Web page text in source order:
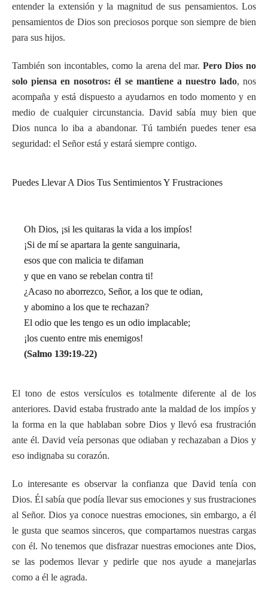
entender la extensión y la magnitud de sus pensamientos. Los
pensamientos de Dios son preciosos porque son siempre de bien
para sus hijos.
También son incontables, como la arena del mar. Pero Dios no
solo piensa en nosotros: él se mantiene a nuestro lado, nos
acompaña y está dispuesto a ayudarnos en todo momento y en
medio de cualquier circunstancia. David sabía muy bien que
Dios nunca lo iba a abandonar. Tú también puedes tener esa
seguridad: el Señor está y estará siempre contigo.
Puedes Llevar A Dios Tus Sentimientos Y Frustraciones
Oh Dios, ¡si les quitaras la vida a los impíos!
¡Si de mí se apartara la gente sanguinaria,
esos que con malicia te difaman
y que en vano se rebelan contra ti!
¿Acaso no aborrezco, Señor, a los que te odian,
y abomino a los que te rechazan?
El odio que les tengo es un odio implacable;
¡los cuento entre mis enemigos!
(Salmo 139:19-22)
El tono de estos versículos es totalmente diferente al de los
anteriores. David estaba frustrado ante la maldad de los impíos y
la forma en la que hablaban sobre Dios y llevó esa frustración
ante él. David veía personas que odiaban y rechazaban a Dios y
eso indignaba su corazón.
Lo interesante es observar la confianza que David tenía con
Dios. Él sabía que podía llevar sus emociones y sus frustraciones
al Señor. Dios ya conoce nuestras emociones, sin embargo, a él
le gusta que seamos sinceros, que compartamos nuestras cargas
con él. No tenemos que disfrazar nuestras emociones ante Dios,
se las podemos llevar y pedirle que nos ayude a manejarlas
como a él le agrada.